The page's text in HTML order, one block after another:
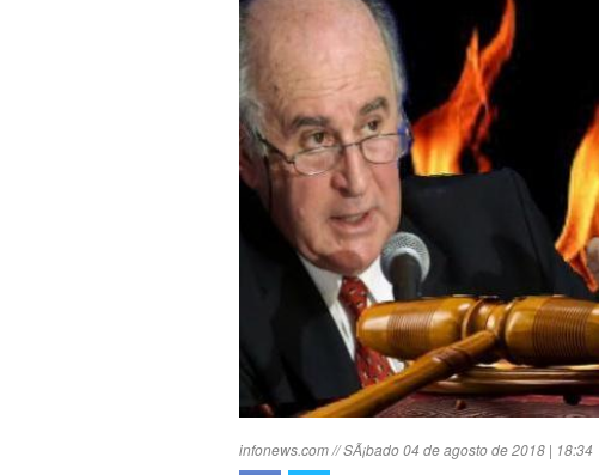
infonews.com // SÃ¡bado 04 de agosto de 2018 | 18:34